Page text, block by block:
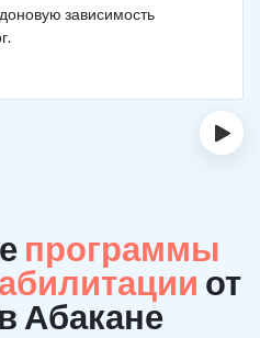
зависимость
›
программы
от
Абакане